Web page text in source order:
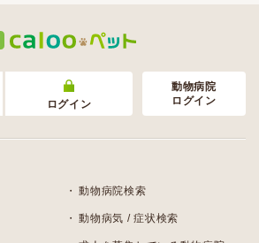
ログイン
動物病院
ログイン
動物病院検索
動物病気 / 症状検索